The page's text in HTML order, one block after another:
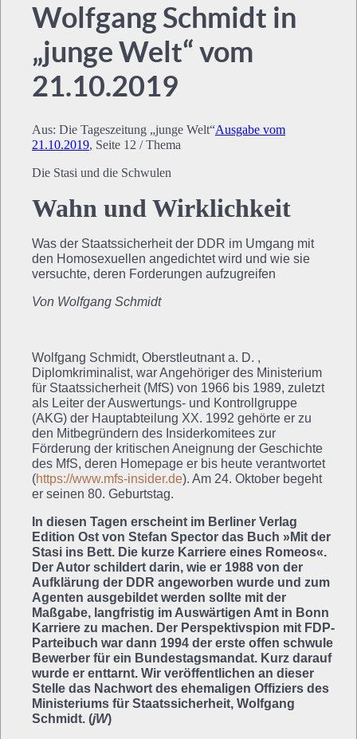
Wolfgang Schmidt in
„junge Welt“ vom
21.10.2019
Aus: Die Tageszeitung „junge Welt“Ausgabe vom
21.10.2019, Seite 12 / Thema
Die Stasi und die Schwulen
Wahn und Wirklichkeit
Was der Staatssicherheit der DDR im Umgang mit
den Homosexuellen angedichtet wird und wie sie
versuchte, deren Forderungen aufzugreifen
Von Wolfgang Schmidt
Wolfgang Schmidt, Oberstleutnant a. D. ,
Diplomkriminalist, war Angehöriger des Ministerium
für Staatssicherheit (MfS) von 1966 bis 1989, zuletzt
als Leiter der Auswertungs- und Kontrollgruppe
(AKG) der Hauptabteilung XX. 1992 gehörte er zu
den Mitbegründern des Insiderkomitees zur
Förderung der kritischen Aneignung der Geschichte
des MfS, deren Homepage er bis heute verantwortet
(https://www.mfs-insider.de). Am 24. Oktober begeht
er seinen 80. Geburtstag.
In diesen Tagen erscheint im Berliner Verlag
Edition Ost von Stefan Spector das Buch »Mit der
Stasi ins Bett. Die kurze Karriere eines Romeos«.
Der Autor schildert darin, wie er 1988 von der
Aufklärung der DDR angeworben wurde und zum
Agenten ausgebildet werden sollte mit der
Maßgabe, langfristig im Auswärtigen Amt in Bonn
Karriere zu machen. Der Perspektivspion mit FDP-
Parteibuch war dann 1994 der erste offen schwule
Bewerber für ein Bundestagsmandat. Kurz darauf
wurde er enttarnt. Wir veröffentlichen an dieser
Stelle das Nachwort des ehemaligen Offiziers des
Ministeriums für Staatssicherheit, Wolfgang
Schmidt. (jW)